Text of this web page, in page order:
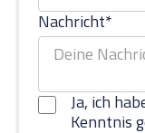
Nachricht*
Ja, ich
Kenntnis